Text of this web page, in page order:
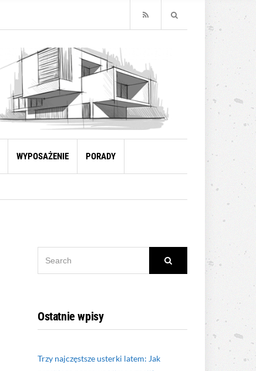
WYPOSAŻENIE PORADY
Ostatnie wpisy
Trzy najczęstsze usterki latem: Jak